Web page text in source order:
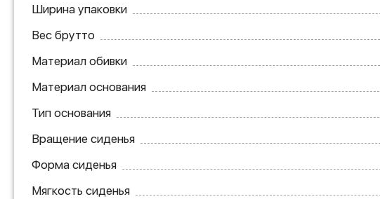
Ширина упаковки
Вес брутто
Материал обивки
Материал основания
Тип основания
Вращение сиденья
Форма сиденья
Мягкость сиденья